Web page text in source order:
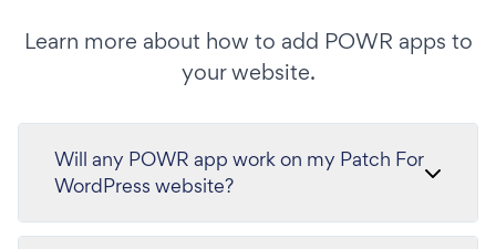
Learn more about how to add POWR apps to
your website.
Will any POWR app work on my Patch For
WordPress website?